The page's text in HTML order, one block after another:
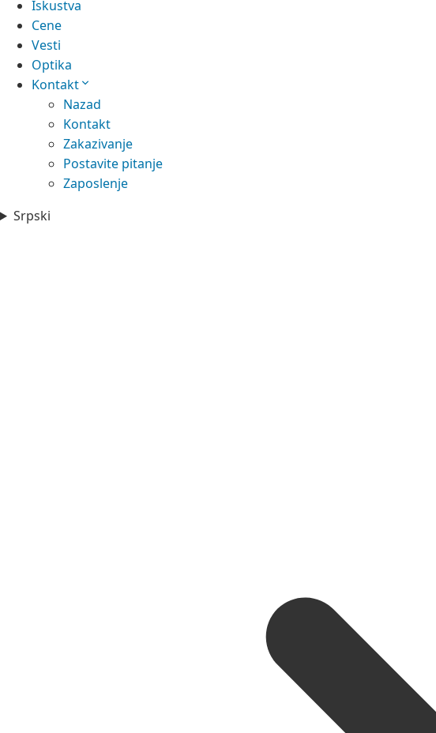
Iskustva
Cene
Vesti
Optika
Kontakt
Nazad
Kontakt
Zakazivanje
Postavite pitanje
Zaposlenje
Srpski